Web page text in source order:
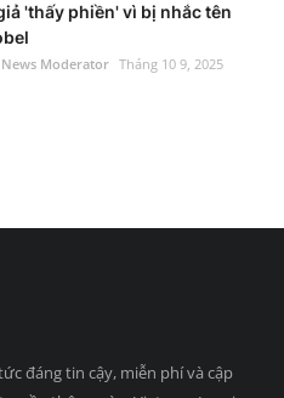
'thấy phiền' vì bị nhắc tên
Moderator Tháng 10 9, 2025
đáng tin cậy, miễn phí và cập